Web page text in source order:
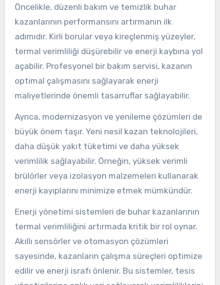
Öncelikle, düzenli bakım ve temizlik buhar
kazanlarının performansını artırmanın ilk
adımıdır. Kirli borular veya kireçlenmiş yüzeyler,
termal verimliliği düşürebilir ve enerji kaybına yol
açabilir. Profesyonel bir bakım servisi, kazanın
optimal çalışmasını sağlayarak enerji
maliyetlerinde önemli tasarruflar sağlayabilir.
Ayrıca, modernizasyon ve yenileme çözümleri de
büyük önem taşır. Yeni nesil kazan teknolojileri,
daha düşük yakıt tüketimi ve daha yüksek
verimlilik sağlayabilir. Örneğin, yüksek verimli
brülörler veya izolasyon malzemeleri kullanarak
enerji kayıplarını minimize etmek mümkündür.
Enerji yönetimi sistemleri de buhar kazanlarının
termal verimliliğini artırmada kritik bir rol oynar.
Akıllı sensörler ve otomasyon çözümleri
sayesinde, kazanların çalışma süreçleri optimize
edilir ve enerji israfı önlenir. Bu sistemler, tesis